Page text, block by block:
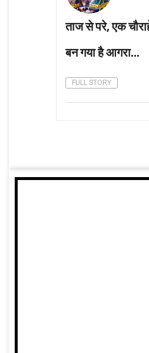
ताज से परे, एक
बन गया है आगरा...
FULL STORY